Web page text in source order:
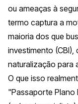
ou ameaças à
termo captura a
maioria dos que
investimento
naturalização para
O que isso
"Passaporte Plano